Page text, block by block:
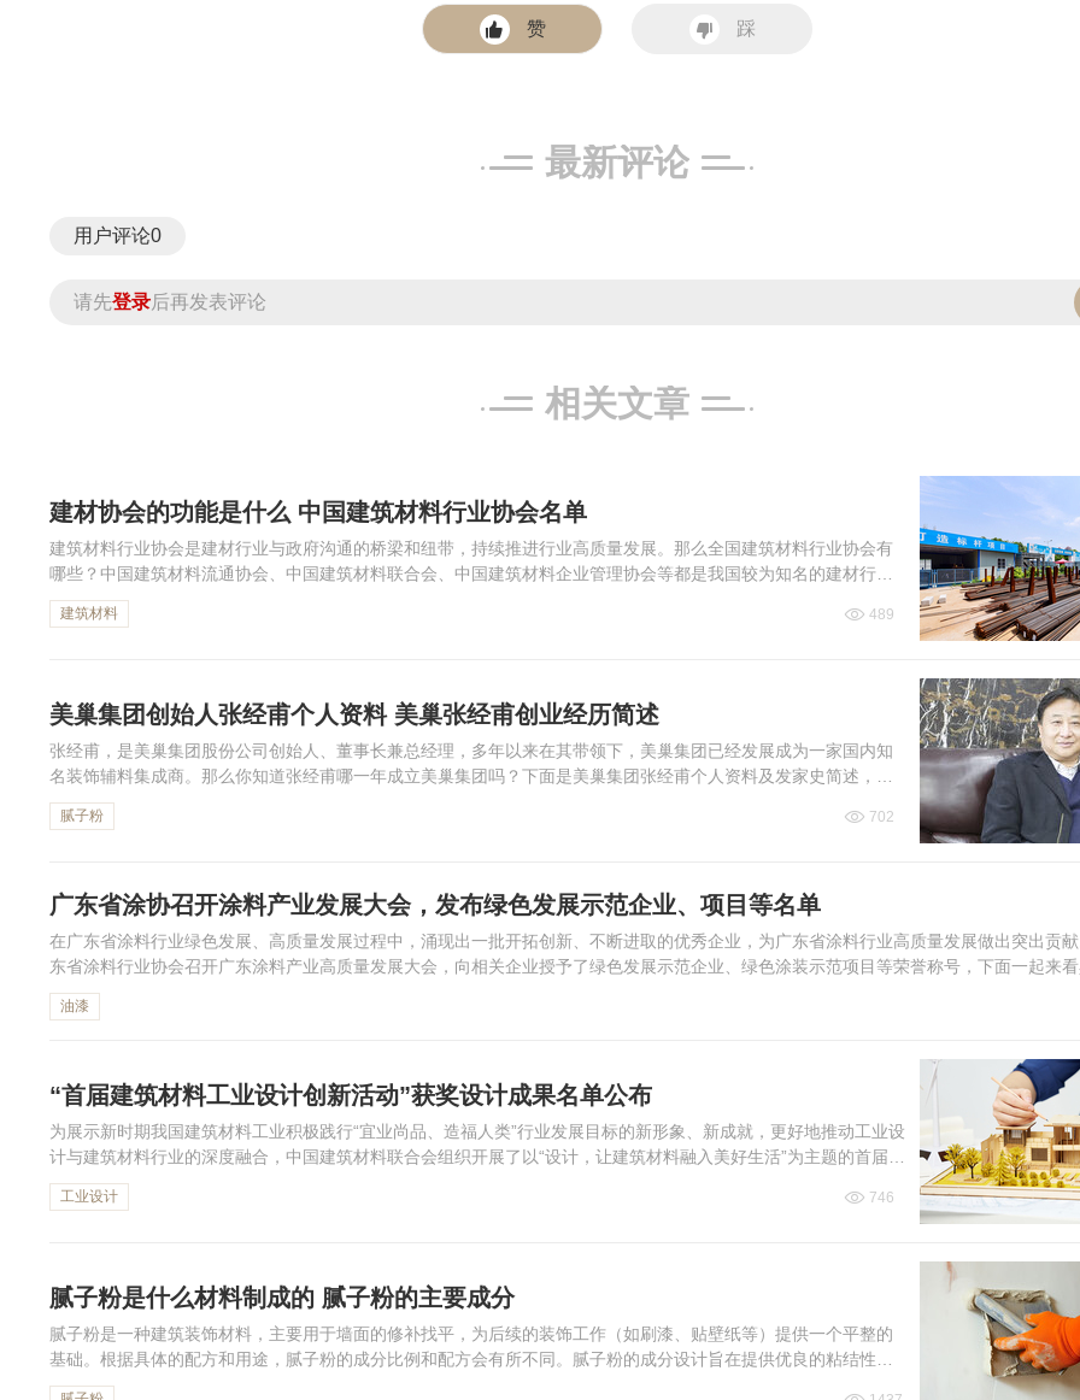
赞 踩
最新评论
用户评论0
请先登录后再发表评论
相关文章
建材协会的功能是什么 中国建筑材料行业协会名单
建筑材料行业协会是建材行业与政府沟通的桥梁和纽带，持续推进行业高质量发展。那么全国建筑材料行业协会有
哪些？中国建筑材料流通协会、中国建筑材料联合会、中国建筑材料企业管理协会等都是我国较为知名的建材行业
协会。下面跟着小编一起来看中国建筑材料行业协会名单吧。
建筑材料 489
美巢集团创始人张经甫个人资料 美巢张经甫创业经历简述
张经甫，是美巢集团股份公司创始人、董事长兼总经理，多年以来在其带领下，美巢集团已经发展成为一家国内知
名装饰辅料集成商。那么你知道张经甫哪一年成立美巢集团吗？下面是美巢集团张经甫个人资料及发家史简述，一
起来了解一下美巢集团创始人吧！
腻子粉 702
广东省涂协召开涂料产业发展大会，发布绿色发展示范企业、项目等名单
在广东省涂料行业绿色发展、高质量发展过程中，涌现出一批开拓创新、不断进取的优秀企业，为广东省涂料行业高质量发展做出突出贡
东省涂料行业协会召开广东涂料产业高质量发展大会，向相关企业授予了绿色发展示范企业、绿色涂装示范项目等荣誉称号，下面一起来看
企业和项目获...
油漆
“首届建筑材料工业设计创新活动”获奖设计成果名单公布
为展示新时期我国建筑材料工业积极践行“宜业尚品、造福人类”行业发展目标的新形象、新成就，更好地推动工业设
计与建筑材料行业的深度融合，中国建筑材料联合会组织开展了以“设计，让建筑材料融入美好生活”为主题的首届建
筑材料工业设计创新活动。共42项设计成果获奖，下面一起来看完整获奖名单。
工业设计 746
腻子粉是什么材料制成的 腻子粉的主要成分
腻子粉是一种建筑装饰材料，主要用于墙面的修补找平，为后续的装饰工作（如刷漆、贴壁纸等）提供一个平整的
基础。根据具体的配方和用途，腻子粉的成分比例和配方会有所不同。腻子粉的成分设计旨在提供优良的粘结性
能、施工性能和环保性能，以满足不同建筑装修的需求。那么腻子粉是什么材料制成的？下面...